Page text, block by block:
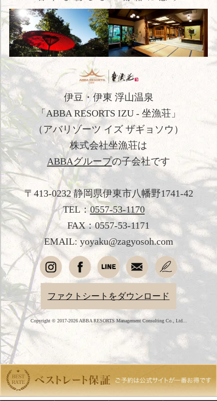
伊豆・伊東 浮山温泉
「ABBA RESORTS IZU - 坐漁荘」
（アバリゾーツ イズ ザギョソウ）
株式会社坐漁荘は
ABBAグループの子会社です
〒413-0232 静岡県伊東市八幡野1741-42
TEL：0557-53-1170
FAX：0557-53-1171
EMAIL: yoyaku@zagyosoh.com
ファクトシートをダウンロード
Copyright © 2017-2026 ABBA RESORTS Management Consulting Co., Ltd...
ご宿泊予約 会員申込
HOME
コンセプト
客室
料理
温泉
館内施設
アクセス
新着情報
日本文化体験
観光のご案内
フォトギャラリー
おすすめ宿泊プラン
よくあるご質問
採用情報